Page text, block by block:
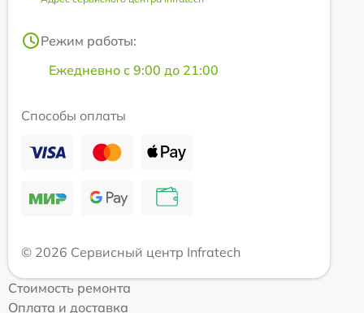
Режим работы:
Ежедневно с 9:00 до 21:00
Способы оплаты
© 2026 Сервисный центр Infratech
Стоимость ремонта
Оплата и доставка